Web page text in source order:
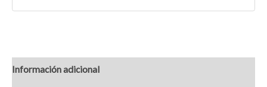
Información adicional